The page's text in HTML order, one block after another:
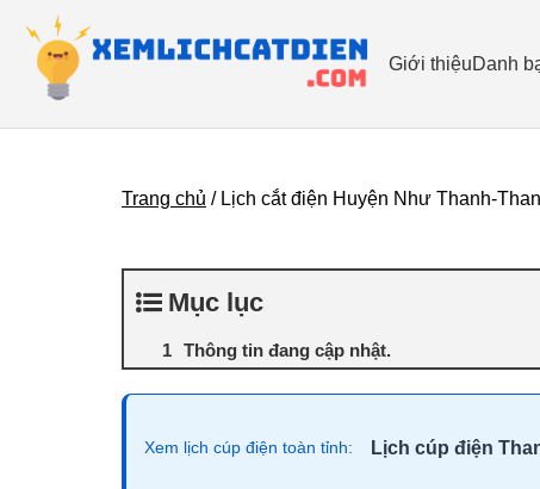
Giới thiệuDanh
Trang chủ / Lịch cắt điện Huyện Như Thanh-
Mục lục
Thông tin đang cập nhật.
Xem lịch cúp điện toàn tỉnh: Lịch cúp điện